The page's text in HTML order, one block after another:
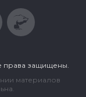
права защищены.
материалов